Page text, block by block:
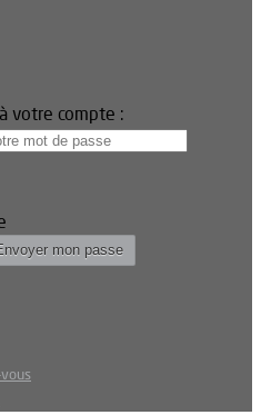
votre compte :